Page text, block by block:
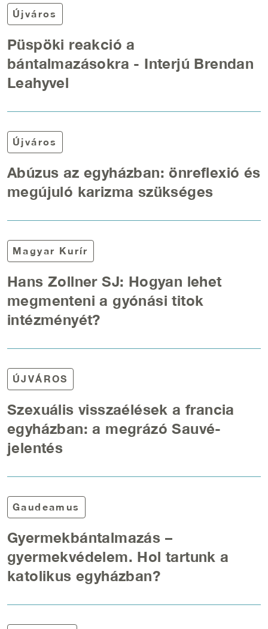
Újváros
Püspöki reakció a
bántalmazásokra - Interjú Brendan
Leahyvel
Újváros
Abúzus az egyházban: önreflexió és
megújuló karizma szükséges
Magyar Kurír
Hans Zollner SJ: Hogyan lehet
megmenteni a gyónási titok
intézményét?
ÚJVÁROS
Szexuális visszaélések a francia
egyházban: a megrázó Sauvé-
jelentés
Gaudeamus
Gyermekbántalmazás –
gyermekvédelem. Hol tartunk a
katolikus egyházban?